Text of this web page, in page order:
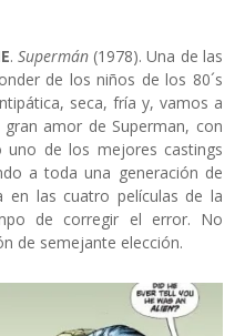
. Supermán(1978). Una de las
de los niños de los 80´s
seca, fría y, vamos a
amor de Superman, con
uno de los mejores castings
a toda una generación de
en las cuatro películas de la
de corregir el error. No
de semejante elección.